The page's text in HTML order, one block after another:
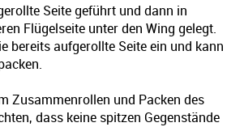
Seite geführt und dann in
Flügelseite unter den Wing gelegt.
bereits aufgerollte Seite ein und kann
Zusammenrollen und Packen des
dass keine spitzen Gegenstände